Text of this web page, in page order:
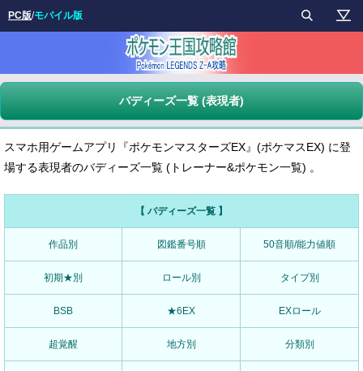
バディーズ一覧 (表現者)
スマホ用ゲームアプリ『ポケモンマスターズEX』(ポケマスEX) に登
場する表現者のバディーズ一覧 (トレーナー&ポケモン一覧) 。
【 バディーズ一覧 】
作品別 図鑑番号順 50音順/能力値順
初期★別 ロール別 タイプ別
BSB ★6EX EXロール
超覚醒 地方別 分類別
PC版/モバイル版